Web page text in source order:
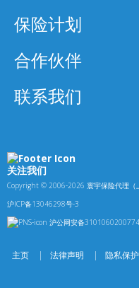
保险计划
合作伙伴
联系我们
关注我们
Copyright © 2006-2026 寰宇保险代理（
沪ICP备13046298号-3
沪公网安备
主页 | 法律声明 | 隐私保护